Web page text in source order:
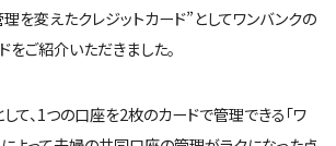
を変えたクレジットカード”としてワンバンクの
をご紹介いただきました。
して、1つの口座を2枚のカードで管理できる「ワ